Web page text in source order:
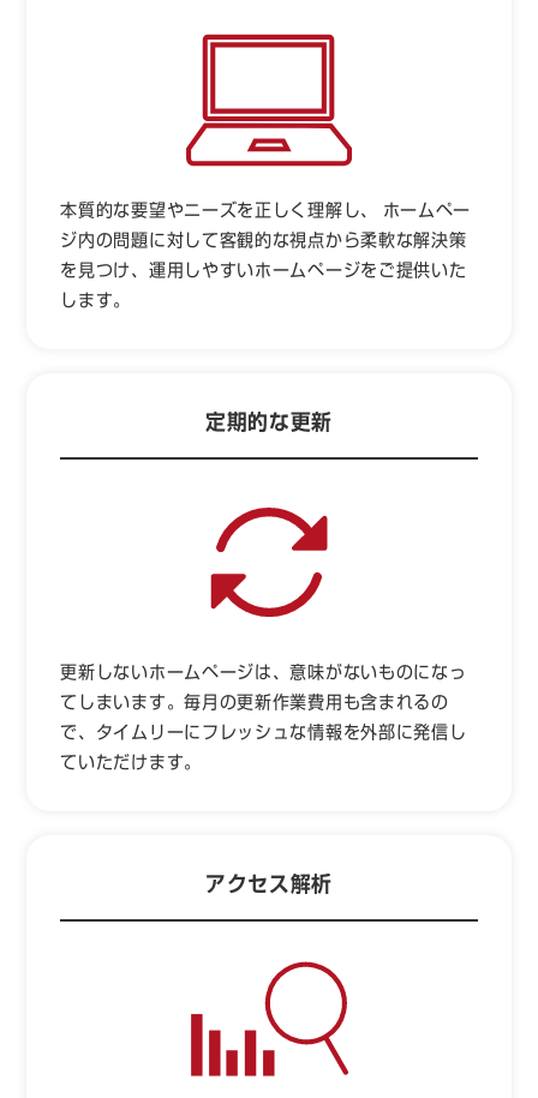
本質的な要望やニーズを正しく理解し、 ホームペー
ジ内の問題に対して客観的な視点から柔軟な解決策
を見つけ、運用しやすいホームページをご提供いた
します。
定期的な更新
更新しないホームページは、意味がないものになっ
てしまいます。毎月の更新作業費用も含まれるの
で、タイムリーにフレッシュな情報を外部に発信し
ていただけます。
アクセス解析